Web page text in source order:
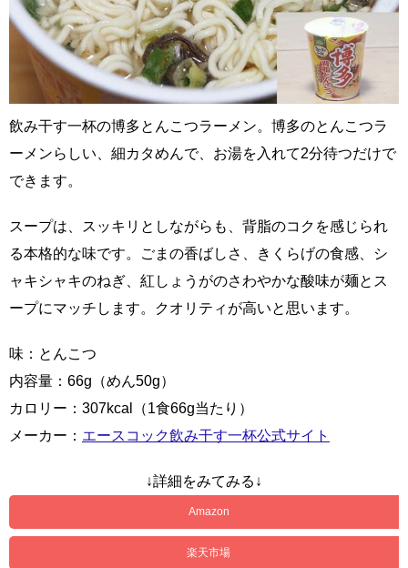
飲み干す一杯の博多とんこつラーメン。博多のとんこつラ
ーメンらしい、細カタめんで、お湯を入れて2分待つだけで
できます。
スープは、スッキリとしながらも、背脂のコクを感じられ
る本格的な味です。ごまの香ばしさ、きくらげの食感、シ
ャキシャキのねぎ、紅しょうがのさわやかな酸味が麺とス
ープにマッチします。クオリティが高いと思います。
味：とんこつ
内容量：66g（めん50g）
カロリー：307kcal（1食66g当たり）
メーカー： エースコック飲み干す一杯公式サイト
↓詳細をみてみる↓
Amazon
楽天市場